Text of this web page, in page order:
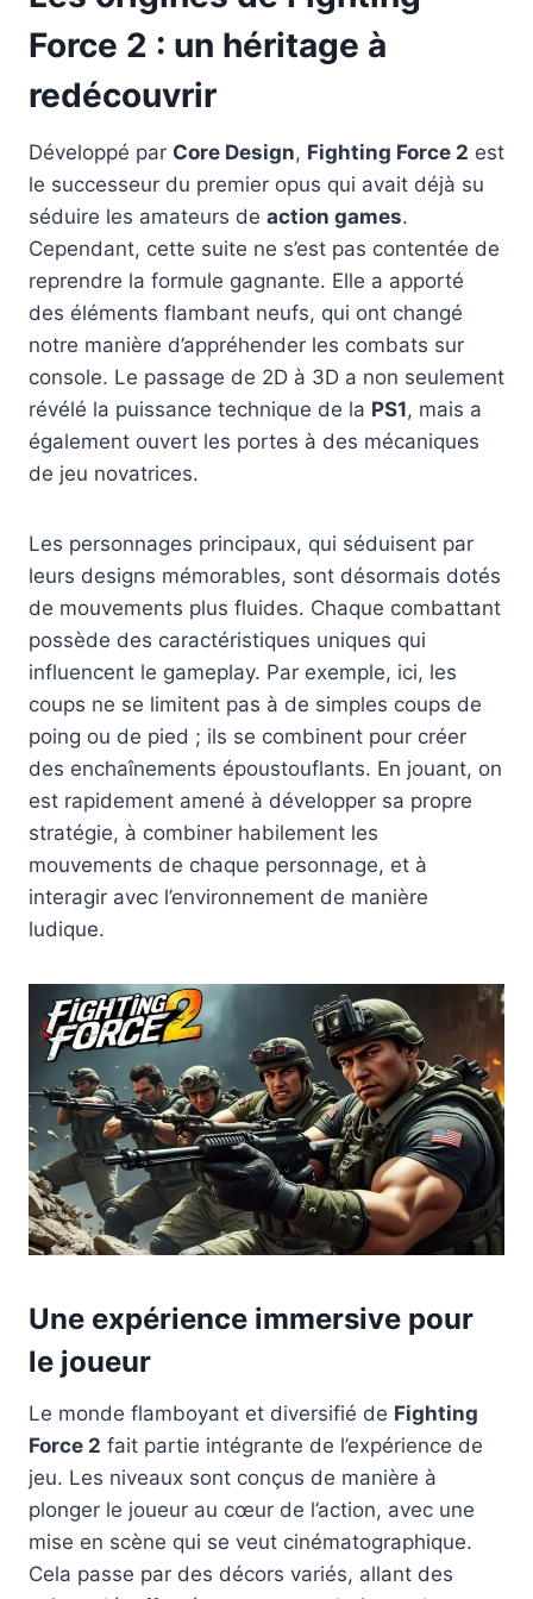
Force 2 : un héritage à
redécouvrir
Développé par Core Design, Fighting Force 2 est
le successeur du premier opus qui avait déjà su
séduire les amateurs de action games.
Cependant, cette suite ne s’est pas contentée de
reprendre la formule gagnante. Elle a apporté
des éléments flambant neufs, qui ont changé
notre manière d’appréhender les combats sur
console. Le passage de 2D à 3D a non seulement
révélé la puissance technique de la PS1, mais a
également ouvert les portes à des mécaniques
de jeu novatrices.
Les personnages principaux, qui séduisent par
leurs designs mémorables, sont désormais dotés
de mouvements plus fluides. Chaque combattant
possède des caractéristiques uniques qui
influencent le gameplay. Par exemple, ici, les
coups ne se limitent pas à de simples coups de
poing ou de pied ; ils se combinent pour créer
des enchaînements époustouflants. En jouant, on
est rapidement amené à développer sa propre
stratégie, à combiner habilement les
mouvements de chaque personnage, et à
interagir avec l’environnement de manière
ludique.
Une expérience immersive pour
le joueur
Le monde flamboyant et diversifié de Fighting
Force 2 fait partie intégrante de l’expérience de
jeu. Les niveaux sont conçus de manière à
plonger le joueur au cœur de l’action, avec une
mise en scène qui se veut cinématographique.
Cela passe par des décors variés, allant des